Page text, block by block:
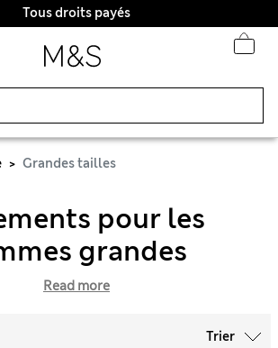
Tous droits payés
Grandes tailles
pour les
grandes
Read more
Trier